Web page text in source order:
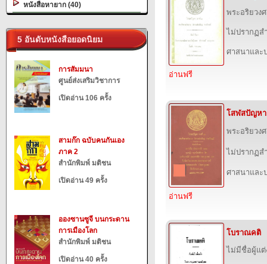
หนังสือหายาก (40)
5 อันดับหนังสือยอดนิยม
การสัมมนา
ศูนย์ส่งเสริมวิชาการ
เปิดอ่าน 106 ครั้ง
สามก๊ก ฉบับคนกันเอง
ภาค 2
สำนักพิมพ์ มติชน
เปิดอ่าน 49 ครั้ง
อองซานซูจี บนกระดาน
การเมืองโลก
สำนักพิมพ์ มติชน
เปิดอ่าน 40 ครั้ง
พระอริยวง
ไม่ปรากฏ
ศาสนาและ
อ่านฟรี
โสฬสปัญห
พระอริยวง
ไม่ปรากฏ
ศาสนาและ
อ่านฟรี
โบราณคติ
ไม่มีชื่อผู้แต่